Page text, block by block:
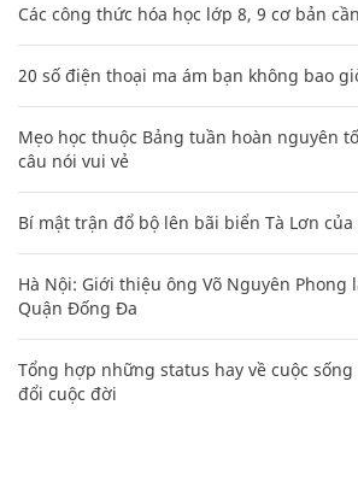
Các công thức hóa học lớp 8, 9 cơ bản
20 số điện thoại ma ám bạn không bao
Mẹo học thuộc Bảng tuần hoàn nguyên
câu nói vui vẻ
Bí mật trận đổ bộ lên bãi biển Tà Lơn
Hà Nội: Giới thiệu ông Võ Nguyên Phong
Quận Đống Đa
Tổng hợp những status hay về cuộc
đổi cuộc đời